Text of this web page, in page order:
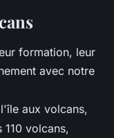
aux volcans,
volcans,